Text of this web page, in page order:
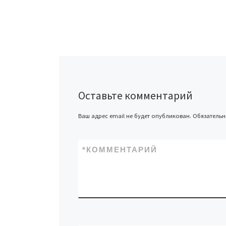
Оставьте комментарий
Ваш адрес email не будет опубликован.
КОММЕНТАРИЙ
*